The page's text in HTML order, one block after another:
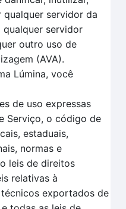
servidor da
qualquer servidor
outro uso de
(AVA).
Lúmina, você
de uso expressas
Serviço, o código de
estaduais,
normas e
leis de direitos
relativas à
exportados de